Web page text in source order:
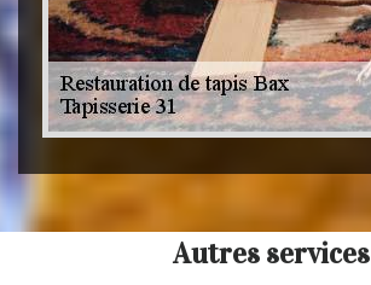
Autres services